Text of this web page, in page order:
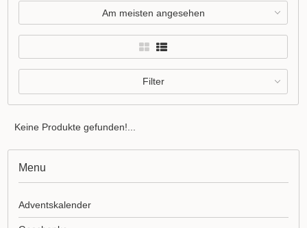
Am meisten angesehen
Filter
Keine Produkte gefunden!...
Menu
Adventskalender